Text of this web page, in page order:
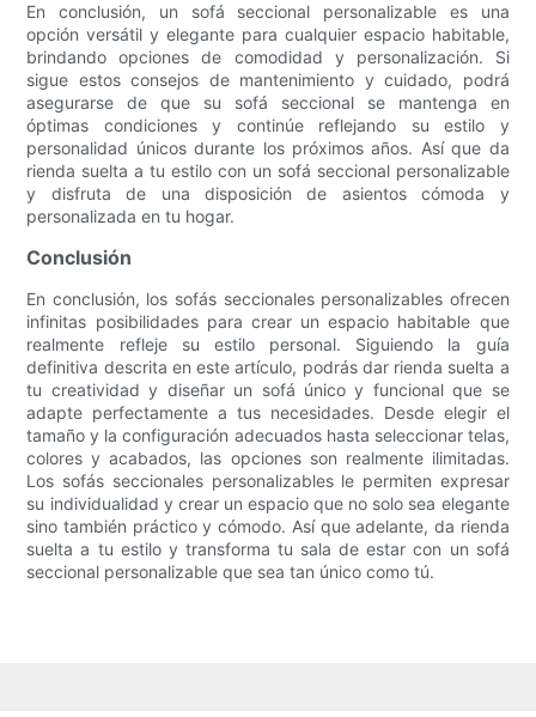
En conclusión, un sofá seccional personalizable es una
opción versátil y elegante para cualquier espacio habitable,
brindando opciones de comodidad y personalización. Si
sigue estos consejos de mantenimiento y cuidado, podrá
asegurarse de que su sofá seccional se mantenga en
óptimas condiciones y continúe reflejando su estilo y
personalidad únicos durante los próximos años. Así que da
rienda suelta a tu estilo con un sofá seccional personalizable
y disfruta de una disposición de asientos cómoda y
personalizada en tu hogar.
Conclusión
En conclusión, los sofás seccionales personalizables ofrecen
infinitas posibilidades para crear un espacio habitable que
realmente refleje su estilo personal. Siguiendo la guía
definitiva descrita en este artículo, podrás dar rienda suelta a
tu creatividad y diseñar un sofá único y funcional que se
adapte perfectamente a tus necesidades. Desde elegir el
tamaño y la configuración adecuados hasta seleccionar telas,
colores y acabados, las opciones son realmente ilimitadas.
Los sofás seccionales personalizables le permiten expresar
su individualidad y crear un espacio que no solo sea elegante
sino también práctico y cómodo. Así que adelante, da rienda
suelta a tu estilo y transforma tu sala de estar con un sofá
seccional personalizable que sea tan único como tú.